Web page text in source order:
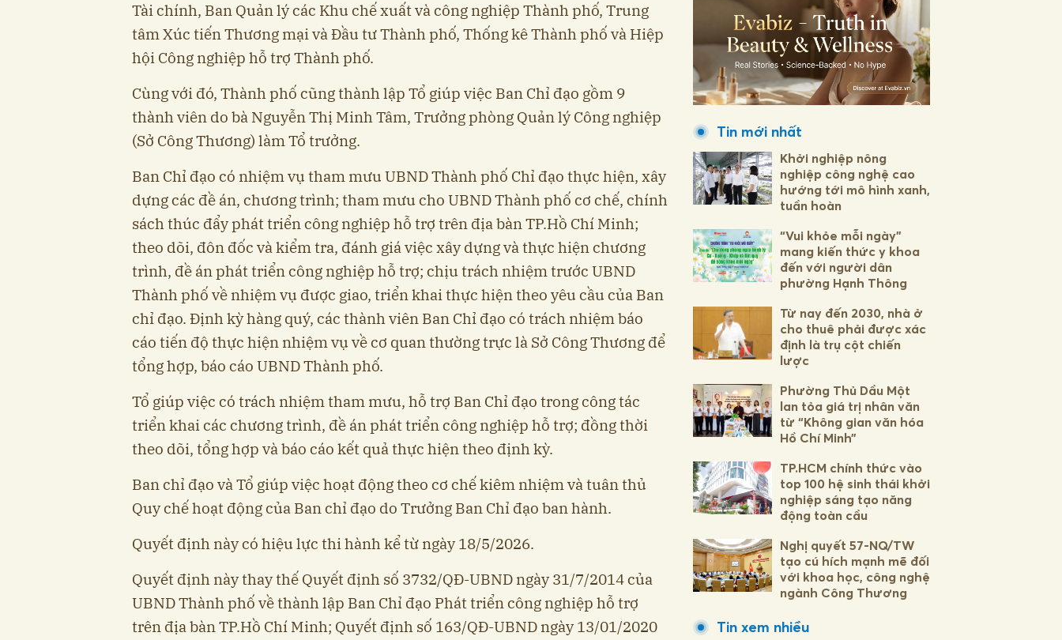
Tài chính, Ban Quản lý các Khu chế xuất và công nghiệp Thành phố, Trung
tâm Xúc tiến Thương mại và Đầu tư Thành phố, Thống kê Thành phố và Hiệp
hội Công nghiệp hỗ trợ Thành phố.
Cùng với đó, Thành phố cũng thành lập Tổ giúp việc Ban Chỉ đạo gồm 9
thành viên do bà Nguyễn Thị Minh Tâm, Trưởng phòng Quản lý Công nghiệp
(Sở Công Thương) làm Tổ trưởng.
Ban Chỉ đạo có nhiệm vụ tham mưu UBND Thành phố Chỉ đạo thực hiện, xây
dựng các đề án, chương trình; tham mưu cho UBND Thành phố cơ chế, chính
sách thúc đẩy phát triển công nghiệp hỗ trợ trên địa bàn TP.Hồ Chí Minh;
theo dõi, đôn đốc và kiểm tra, đánh giá việc xây dựng và thực hiện chương
trình, đề án phát triển công nghiệp hỗ trợ; chịu trách nhiệm trước UBND
Thành phố về nhiệm vụ được giao, triển khai thực hiện theo yêu cầu của Ban
chỉ đạo. Định kỳ hàng quý, các thành viên Ban Chỉ đạo có trách nhiệm báo
cáo tiến độ thực hiện nhiệm vụ về cơ quan thường trực là Sở Công Thương để
tổng hợp, báo cáo UBND Thành phố.
Tổ giúp việc có trách nhiệm tham mưu, hỗ trợ Ban Chỉ đạo trong công tác
triển khai các chương trình, đề án phát triển công nghiệp hỗ trợ; đồng thời
theo dõi, tổng hợp và báo cáo kết quả thực hiện theo định kỳ.
Ban chỉ đạo và Tổ giúp việc hoạt động theo cơ chế kiêm nhiệm và tuân thủ
Quy chế hoạt động của Ban chỉ đạo do Trưởng Ban Chỉ đạo ban hành.
Quyết định này có hiệu lực thi hành kể từ ngày 18/5/2026.
Quyết định này thay thế Quyết định số 3732/QĐ-UBND ngày 31/7/2014 của
UBND Thành phố về thành lập Ban Chỉ đạo Phát triển công nghiệp hỗ trợ
trên địa bàn TP.Hồ Chí Minh; Quyết định số 163/QĐ-UBND ngày 13/01/2020
Tin mới nhất
Khởi nghiệp nông
nghiệp công nghệ cao
hướng tới mô hình xanh,
tuần hoàn
“Vui khỏe mỗi ngày”
mang kiến thức y khoa
đến với người dân
phường Hạnh Thông
Từ nay đến 2030, nhà ở
cho thuê phải được xác
định là trụ cột chiến
lược
Phường Thủ Dầu Một
lan tỏa giá trị nhân văn
từ “Không gian văn hóa
Hồ Chí Minh”
TP.HCM chính thức vào
top 100 hệ sinh thái khởi
nghiệp sáng tạo năng
động toàn cầu
Nghị quyết 57-NQ/TW
tạo cú hích mạnh mẽ đối
với khoa học, công nghệ
ngành Công Thương
Tin xem nhiều